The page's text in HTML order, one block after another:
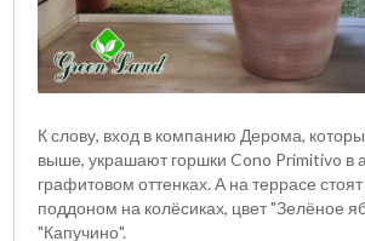
К слову, вход в компанию Дерома,
выше, украшают горшки Cono Primitivo в
графитовом оттенках. А на террасе
поддоном на колёсиках, цвет "Зелёное
"Капучино".